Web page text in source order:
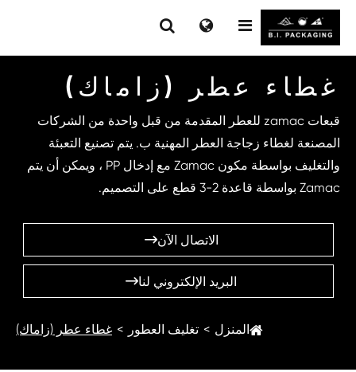
غطاء عطر (زاماك)
قبعات zamac للعطر المقدمة من قبل واحدة من الشركات
المصنعة لغطاء زجاجة العطر المهنية ب. يتم تصنيع التعبئة
والتغليف بواسطة مكون Zamac مع إدخال PP ، ويمكن أن يتم
Zamac بواسطة قاعدة 2-3 قطع على التصميم.
الاتصال الآن
البريد الإلكتروني لنا
المنزل تغليف العطور غطاء عطر (زاماك)